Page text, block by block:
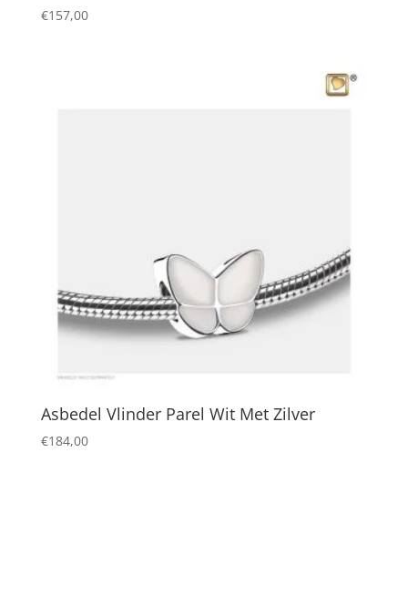
€157,00
Asbedel Vlinder Parel Wit Met Zilver
€184,00